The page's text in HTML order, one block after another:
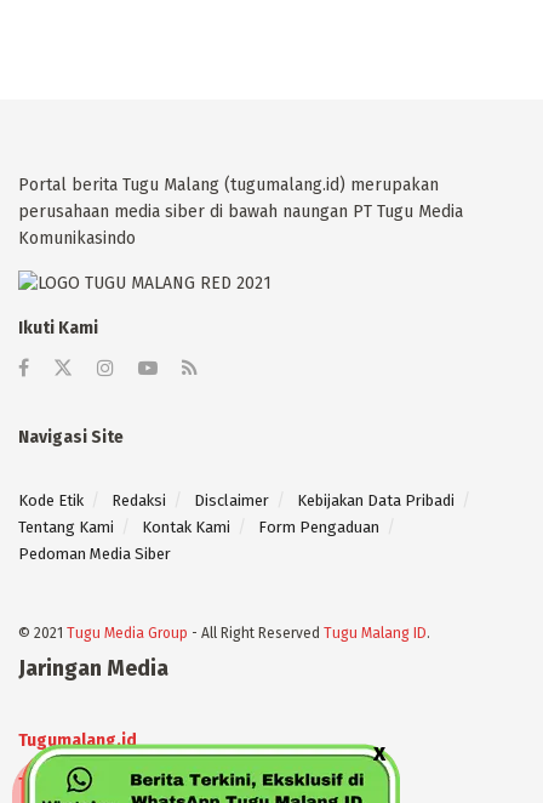
Portal berita Tugu Malang (tugumalang.id) merupakan
perusahaan media siber di bawah naungan PT Tugu Media
Komunikasindo
Ikuti Kami
Navigasi Site
Kode Etik Redaksi Disclaimer
Kebijakan Data Pribadi
Tentang Kami
Kontak Kami
Form Pengaduan
Pedoman Media Siber
© 2021 Tugu Media Group - All Right Reserved Tugu Malang ID.
Jaringan Media
Tugumalang.id
Tugujatim.id